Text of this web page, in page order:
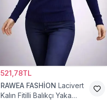
521,78TL
RAWEA FASHİON Lacivert
Kalın Fitilli Balıkçı Yaka